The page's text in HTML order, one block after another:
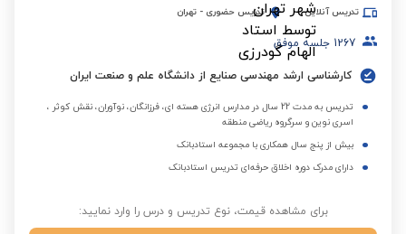
تدریس آنلاین تدریس حضوری - تهران
1267 جلسه موفق
کارشناسی ارشد مهندسی صنایع از دانشگاه علم و صنعت ایران
تدریس به مدت 22 سال در مدارس انرژی هسته ای، فرزانگان، نوآوران، نقش کوثر ،
اسری نوین و سرگروه ریاضی منطقه
بیش از پنج سال همکاری با مجموعه استادبانک
دارای مدرک دوره اخلاق حرفه‌ای تدریس استادبانک
برای مشاهده قیمت، نوع تدریس و درس را وارد نمایید: